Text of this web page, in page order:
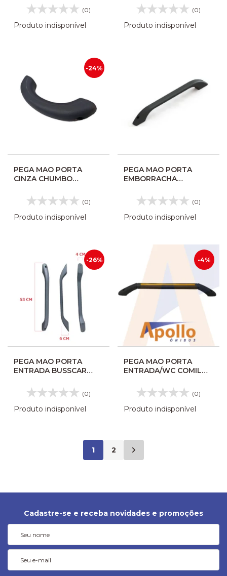
(0)
Produto indisponível
106851
(0)
Produto indisponível
-24%
PEGA MAO PORTA
CINZA CHUMBO
AP15621
(0)
Produto indisponível
PEGA MAO PORTA
EMBORRACHA
520MM CINZA
210019328
(0)
Produto indisponível
-26%
PEGA MAO PORTA
ENTRADA BUSSCAR
340 61059248
(0)
Produto indisponível
-4%
PEGA MAO PORTA
ENTRADA/WC COMIL
333122578
(0)
Produto indisponível
1 2
Cadastre-se e receba novidades e promoções